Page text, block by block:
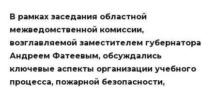
В рамках заседания областной
межведомственной комиссии,
возглавляемой заместителем губернатора
Андреем Фатеевым, обсуждались
ключевые аспекты организации учебного
процесса, пожарной безопасности,